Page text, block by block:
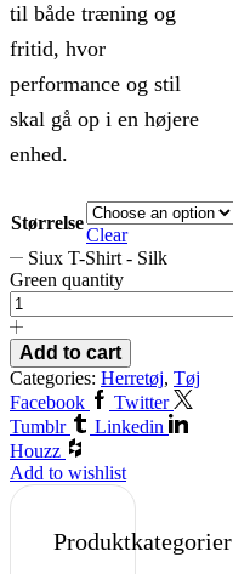
til både træning og
fritid, hvor
performance og stil
skal gå op i en højere
enhed.
Størrelse
Clear
Siux T-Shirt - Silk
Green quantity
Add to cart
Categories: Herretøj, Tøj
Facebook
Twitter
Tumblr
Linkedin
Houzz
Add to wishlist
Produktkategorier